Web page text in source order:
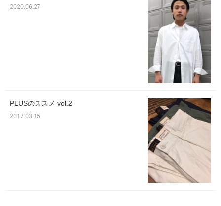
2020.06.27
PLUSのススメ vol.2
2017.03.15